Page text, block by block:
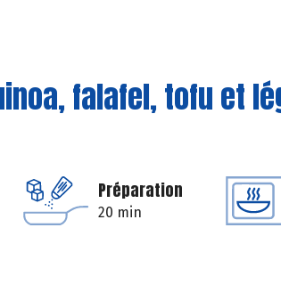
falafel, tofu et
Préparation
20 min